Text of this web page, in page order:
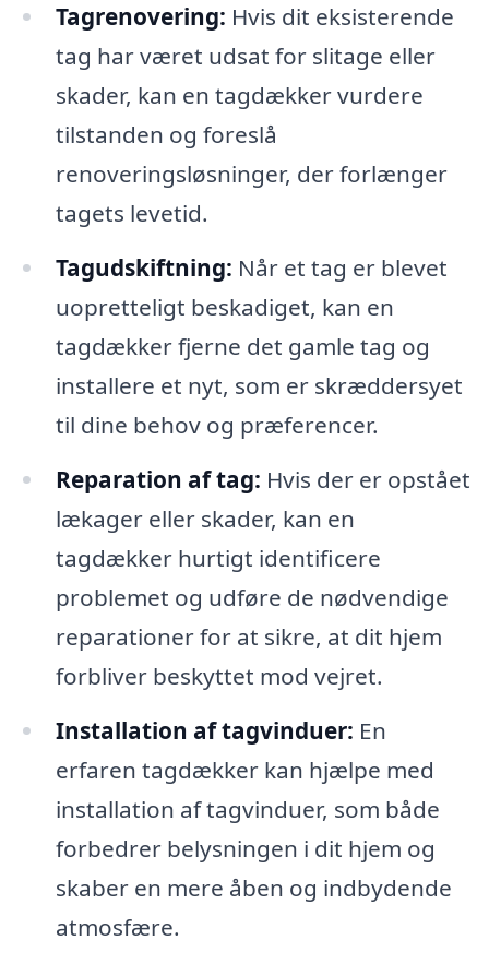
Tagrenovering: Hvis dit eksisterende
tag har været udsat for slitage eller
skader, kan en tagdækker vurdere
tilstanden og foreslå
renoveringsløsninger, der forlænger
tagets levetid.
Tagudskiftning: Når et tag er blevet
uopretteligt beskadiget, kan en
tagdækker fjerne det gamle tag og
installere et nyt, som er skræddersyet
til dine behov og præferencer.
Reparation af tag: Hvis der er opstået
lækager eller skader, kan en
tagdækker hurtigt identificere
problemet og udføre de nødvendige
reparationer for at sikre, at dit hjem
forbliver beskyttet mod vejret.
Installation af tagvinduer: En
erfaren tagdækker kan hjælpe med
installation af tagvinduer, som både
forbedrer belysningen i dit hjem og
skaber en mere åben og indbydende
atmosfære.